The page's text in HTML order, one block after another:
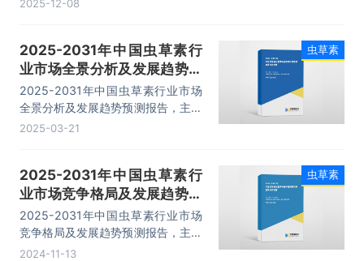
2025-12-08
2025-2031年中国虫草素行
业市场全景分析及发展趋势预
测报告
2025-2031年中国虫草素行业市场
全景分析及发展趋势预测报告，主要
包括重点企业竞争力分析、投资与发
议等内容。
2025-03-21
虫草素
2025-2031年中国虫草素行
业市场竞争格局及发展趋势预
测报告
2025-2031年中国虫草素行业市场
竞争格局及发展趋势预测报告，主要
包括企业竞争分析、投资价值评估分
2024-11-13
虫草素